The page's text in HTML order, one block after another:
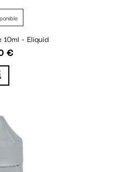
10ml - Eliquid
€